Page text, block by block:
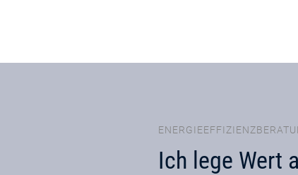
Ich lege Wert